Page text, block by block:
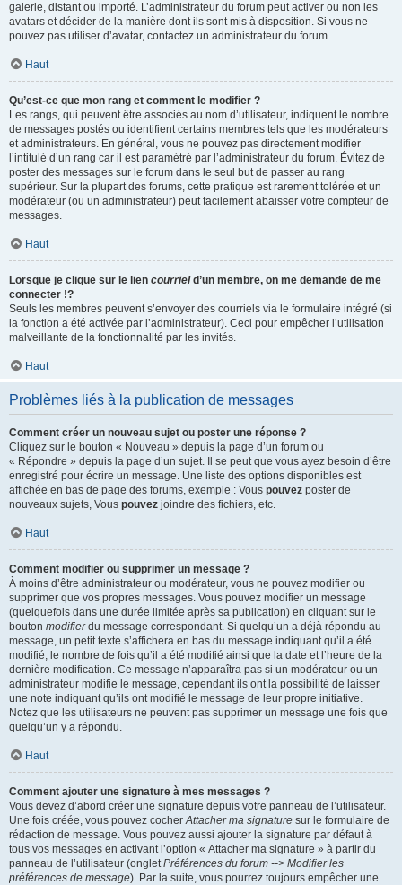
galerie, distant ou importé. L’administrateur du forum peut activer ou non les
avatars et décider de la manière dont ils sont mis à disposition. Si vous ne
pouvez pas utiliser d’avatar, contactez un administrateur du forum.
Haut
Qu’est-ce que mon rang et comment le modifier ?
Les rangs, qui peuvent être associés au nom d’utilisateur, indiquent le nombre
de messages postés ou identifient certains membres tels que les modérateurs
et administrateurs. En général, vous ne pouvez pas directement modifier
l’intitulé d’un rang car il est paramétré par l’administrateur du forum. Évitez de
poster des messages sur le forum dans le seul but de passer au rang
supérieur. Sur la plupart des forums, cette pratique est rarement tolérée et un
modérateur (ou un administrateur) peut facilement abaisser votre compteur de
messages.
Haut
Lorsque je clique sur le lien courrield’un membre, on me demande de me
connecter !?
Seuls les membres peuvent s’envoyer des courriels via le formulaire intégré (si
la fonction a été activée par l’administrateur). Ceci pour empêcher l’utilisation
malveillante de la fonctionnalité par les invités.
Haut
Problèmes liés à la publication de messages
Comment créer un nouveau sujet ou poster une réponse ?
Cliquez sur le bouton « Nouveau » depuis la page d’un forum ou
« Répondre » depuis la page d’un sujet. Il se peut que vous ayez besoin d’être
enregistré pour écrire un message. Une liste des options disponibles est
affichée en bas de page des forums, exemple : Vous pouvez poster de
nouveaux sujets, Vous pouvez joindre des fichiers, etc.
Haut
Comment modifier ou supprimer un message ?
À moins d’être administrateur ou modérateur, vous ne pouvez modifier ou
supprimer que vos propres messages. Vous pouvez modifier un message
(quelquefois dans une durée limitée après sa publication) en cliquant sur le
bouton modifierdu message correspondant. Si quelqu’un a déjà répondu au
message, un petit texte s’affichera en bas du message indiquant qu’il a été
modifié, le nombre de fois qu’il a été modifié ainsi que la date et l’heure de la
dernière modification. Ce message n’apparaîtra pas si un modérateur ou un
administrateur modifie le message, cependant ils ont la possibilité de laisser
une note indiquant qu’ils ont modifié le message de leur propre initiative.
Notez que les utilisateurs ne peuvent pas supprimer un message une fois que
quelqu’un y a répondu.
Haut
Comment ajouter une signature à mes messages ?
Vous devez d’abord créer une signature depuis votre panneau de l’utilisateur.
Une fois créée, vous pouvez cocherAttacher ma signature sur le formulaire de
rédaction de message. Vous pouvez aussi ajouter la signature par défaut à
tous vos messages en activant l’option « Attacher ma signature » à partir du
panneau de l’utilisateur (ongletPréférences du forum --> Modifier les
préférences de message). Par la suite, vous pourrez toujours empêcher une